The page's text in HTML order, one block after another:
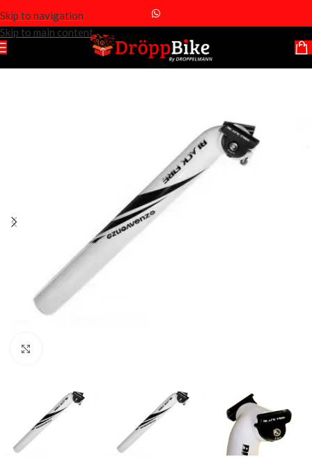
Skip to navigation
Skip to main content